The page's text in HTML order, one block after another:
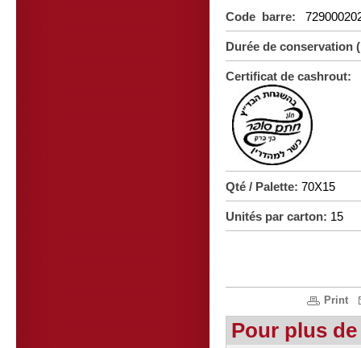
Code barre:
Durée de
Certificat de cashrout:
Qté / Palette: 70X15
Unités par carton: 15
Print
Pour plus